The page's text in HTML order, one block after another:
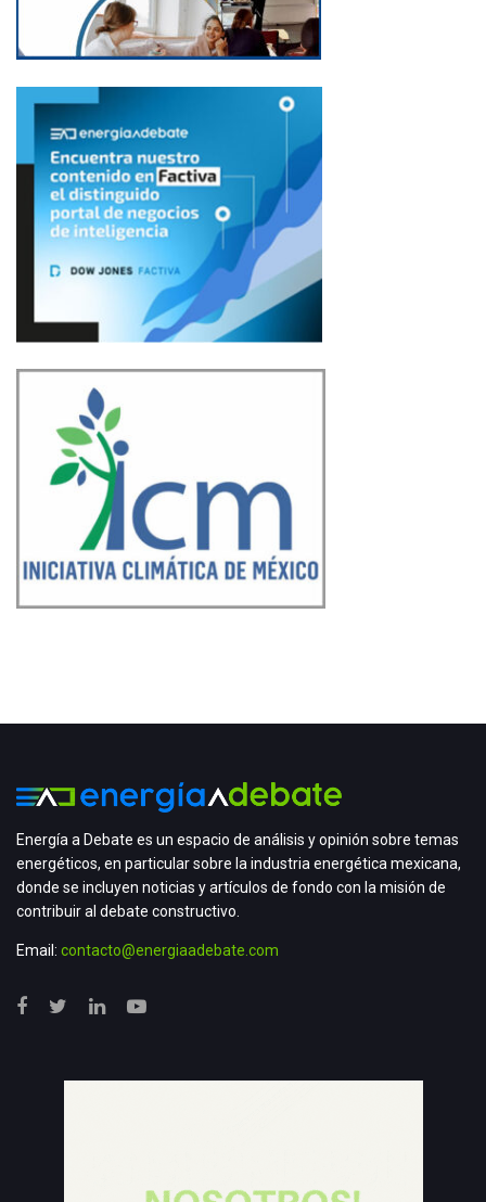
Energía a Debate es un espacio de análisis y opinión sobre temas
energéticos, en particular sobre la industria energética mexicana,
donde se incluyen noticias y artículos de fondo con la misión de
contribuir al debate constructivo.
Email: contacto@energiaadebate.com